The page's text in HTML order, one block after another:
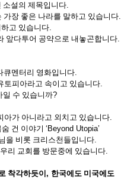
소설의 제목입니다.
가장 좋은 나라를 말하고 있습니다.
고 있습니다.
앞다투어 공약으로 내놓곤합니다.
큐멘터리 영화입니다.
토피아라고 속이고 있습니다.
일 수 있습니까?
아가 아니라고 외치고 있습니다.
건 이야기 ‘Beyond Utopia’
을 비롯 크리스천들입니다.
리 교회를 방문중에 있습니다.
착각하듯이 , 한국에도 미국에도